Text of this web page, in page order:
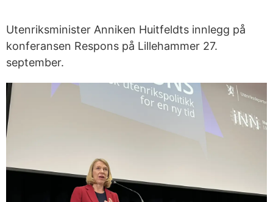
Utenriksminister Anniken Huitfeldts innlegg på
konferansen Respons på Lillehammer 27.
september.